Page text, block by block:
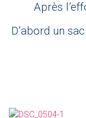
Après
D’abord un